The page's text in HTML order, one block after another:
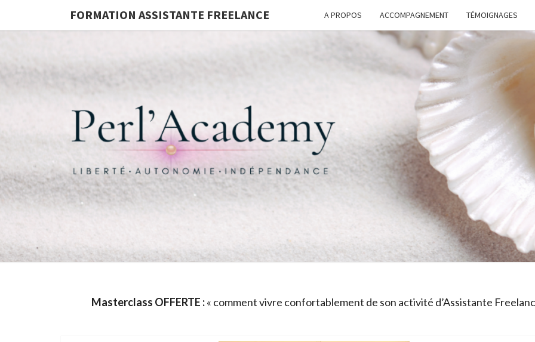
FORMATION ASSISTANTE FREELANCE A PROPOS ACCOMPAGNEMENT TÉMOIGNAGES
G
Masterclass OFFERTE :« comment vivre confortablement de son activité d’Assistante